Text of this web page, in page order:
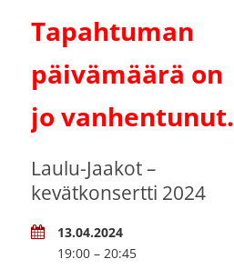
Tapahtuman
päivämäärä on
jo vanhentunut.
Laulu-Jaakot –
kevätkonsertti 2024
13.04.2024
19:00 – 20:45